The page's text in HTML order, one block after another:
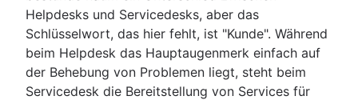
Helpdesks und Servicedesks, aber das
Schlüsselwort, das hier fehlt, ist "Kunde". Während
beim Helpdesk das Hauptaugenmerk einfach auf
der Behebung von Problemen liegt, steht beim
Servicedesk die Bereitstellung von Services für